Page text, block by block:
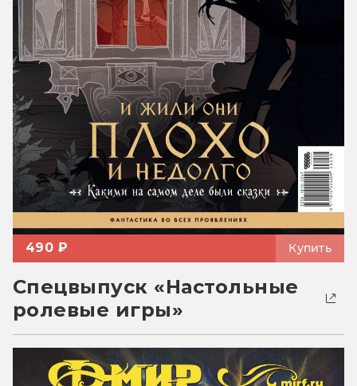
490 ₽ Купить
Спецвыпуск «Настольные
ролевые игры»